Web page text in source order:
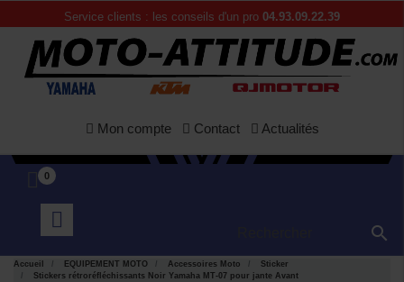
Service clients : les conseils d'un pro 04.93.09.22.39
Mon compte Contact Actualités
0

Accueil EQUIPEMENT MOTO Accessoires Moto
Sticker
Stickers rétroréfléchissants Noir Yamaha MT-07 pour jante Avant